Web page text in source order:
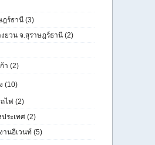
ฎร์ธานี (3)
ยวน จ.สุราษฎร์ธานี (2)
า (2)
(10)
ไฟ (2)
ระเทศ (2)
านอีเวนท์ (5)